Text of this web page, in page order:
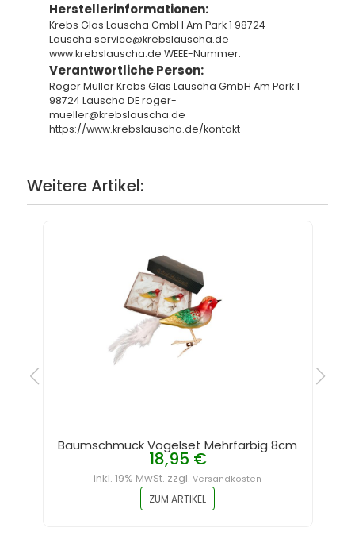
Herstellerinformationen:
Krebs Glas Lauscha GmbH Am Park 1 98724
Lauscha service@krebslauscha.de
www.krebslauscha.de WEEE-Nummer:
Verantwortliche Person:
Roger Müller Krebs Glas Lauscha GmbH Am Park 1
98724 Lauscha DE roger-
mueller@krebslauscha.de
https://www.krebslauscha.de/kontakt
Weitere Artikel:
Baumschmuck Vogelset Mehrfarbig 8cm
18,95 €
inkl. 19% MwSt. zzgl.Versandkosten
ZUM ARTIKEL